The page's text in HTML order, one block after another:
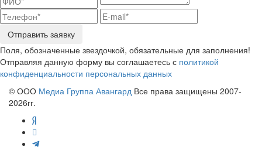
Отправить заявку
Поля, обозначенные звездочкой, обязательные для заполнения!
Отправляя данную форму вы соглашаетесь с политикой
конфиденциальности персональных данных
© ООО Медиа Группа Авангард Все права защищены 2007-
2026гг.